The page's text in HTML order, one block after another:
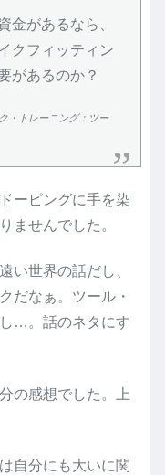
金があるなら、
クフィッティン
があるのか？
・トレーニング：ツー
ーピングに手を染
ませんでした。
い世界の話だし、
だなぁ。ツール・
…。話のネタにす
の感想でした。上
自分にも大いに関